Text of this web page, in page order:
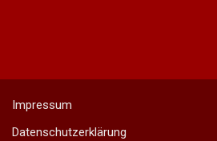
Impressum
Datenschutzerklärung